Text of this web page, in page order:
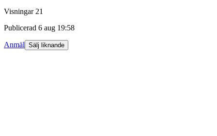
Visningar 21
Publicerad 6 aug 19:58
Anmäl Sälj liknande